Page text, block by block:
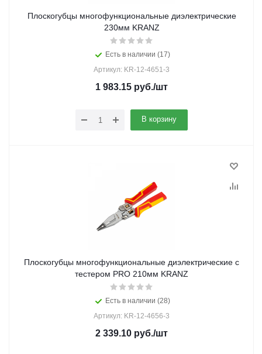
Плоскогубцы многофункциональные диэлектрические
230мм KRANZ
Есть в наличии (17)
Артикул: KR-12-4651-3
1 983.15 руб./шт
В корзину
Плоскогубцы многофункциональные диэлектрические с
тестером PRO 210мм KRANZ
Есть в наличии (28)
Артикул: KR-12-4656-3
2 339.10 руб./шт